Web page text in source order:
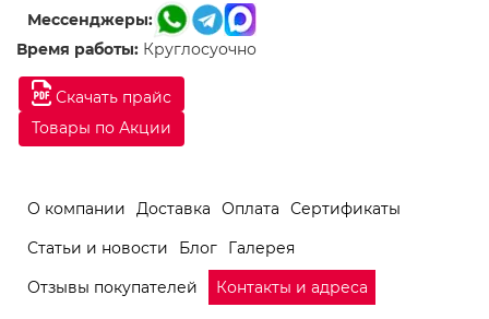
Скачать прайс
Товары по Акции
Мессенджеры:
Время работы: Круглосуочно
О компании Доставка Оплата
Сертификаты
Статьи и новости
Блог
Галерея
Отзывы покупателей
Контакты и адреса